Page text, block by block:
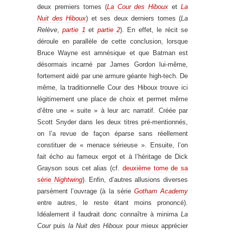
deux premiers tomes (La Cour des Hiboux et La
Nuit des Hiboux) et ses deux derniers tomes (La
Relève,partie 1 et partie 2). En effet, le récit se
déroule en parallèle de cette conclusion, lorsque
Bruce Wayne est amnésique et que Batman est
désormais incarné par James Gordon lui-même,
fortement aidé par une armure géante high-tech. De
même, la traditionnelle Cour des Hiboux trouve ici
légitimement une place de choix et permet même
d’être une « suite » à leur arc narratif. Créée par
Scott Snyder dans les deux titres pré-mentionnés,
on l’a revue de façon éparse sans réellement
constituer de « menace sérieuse ». Ensuite, l’on
fait écho au fameux ergot et à l’héritage de Dick
Grayson sous cet alias (cf. deuxième tome de sa
série Nightwing). Enfin, d’autres allusions diverses
parsèment l’ouvrage (à la série Gotham Academy
entre autres, le reste étant moins prononcé).
Idéalement il faudrait donc connaître à minima La
Courpuis la Nuit des Hiboux pour mieux apprécier